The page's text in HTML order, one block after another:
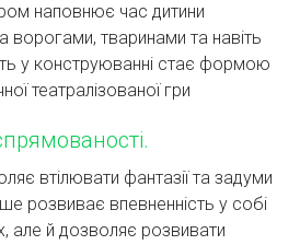
наповнює час дитини
ворогами, тваринами та навіть
у конструюванні стає формою
театралізованої гри
втілювати фантазії та задуми
розвиває впевненність у собі
але й дозволяє розвивати